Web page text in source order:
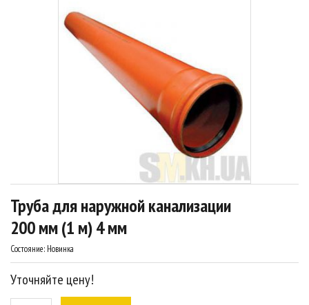
Труба для наружной канализации
200 мм (1 м) 4 мм
Состояние: Новинка
Уточняйте цену!